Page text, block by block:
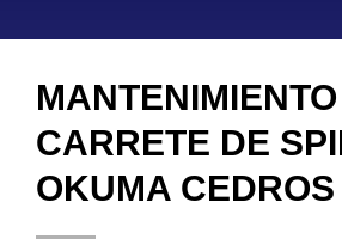
CARRETE DE
OKUMA